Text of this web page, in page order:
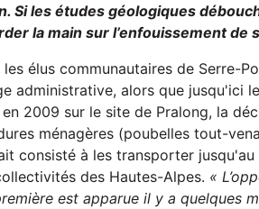
Si les études géologiques
la main sur l’enfouissement de
élus communautaires de Serre-
administrative, alors que jusqu'ici
2009 sur le site de Pralong, la
ménagères (poubelles tout-
consisté à les transporter
des Hautes-Alpes. «
est apparue il y a quelques